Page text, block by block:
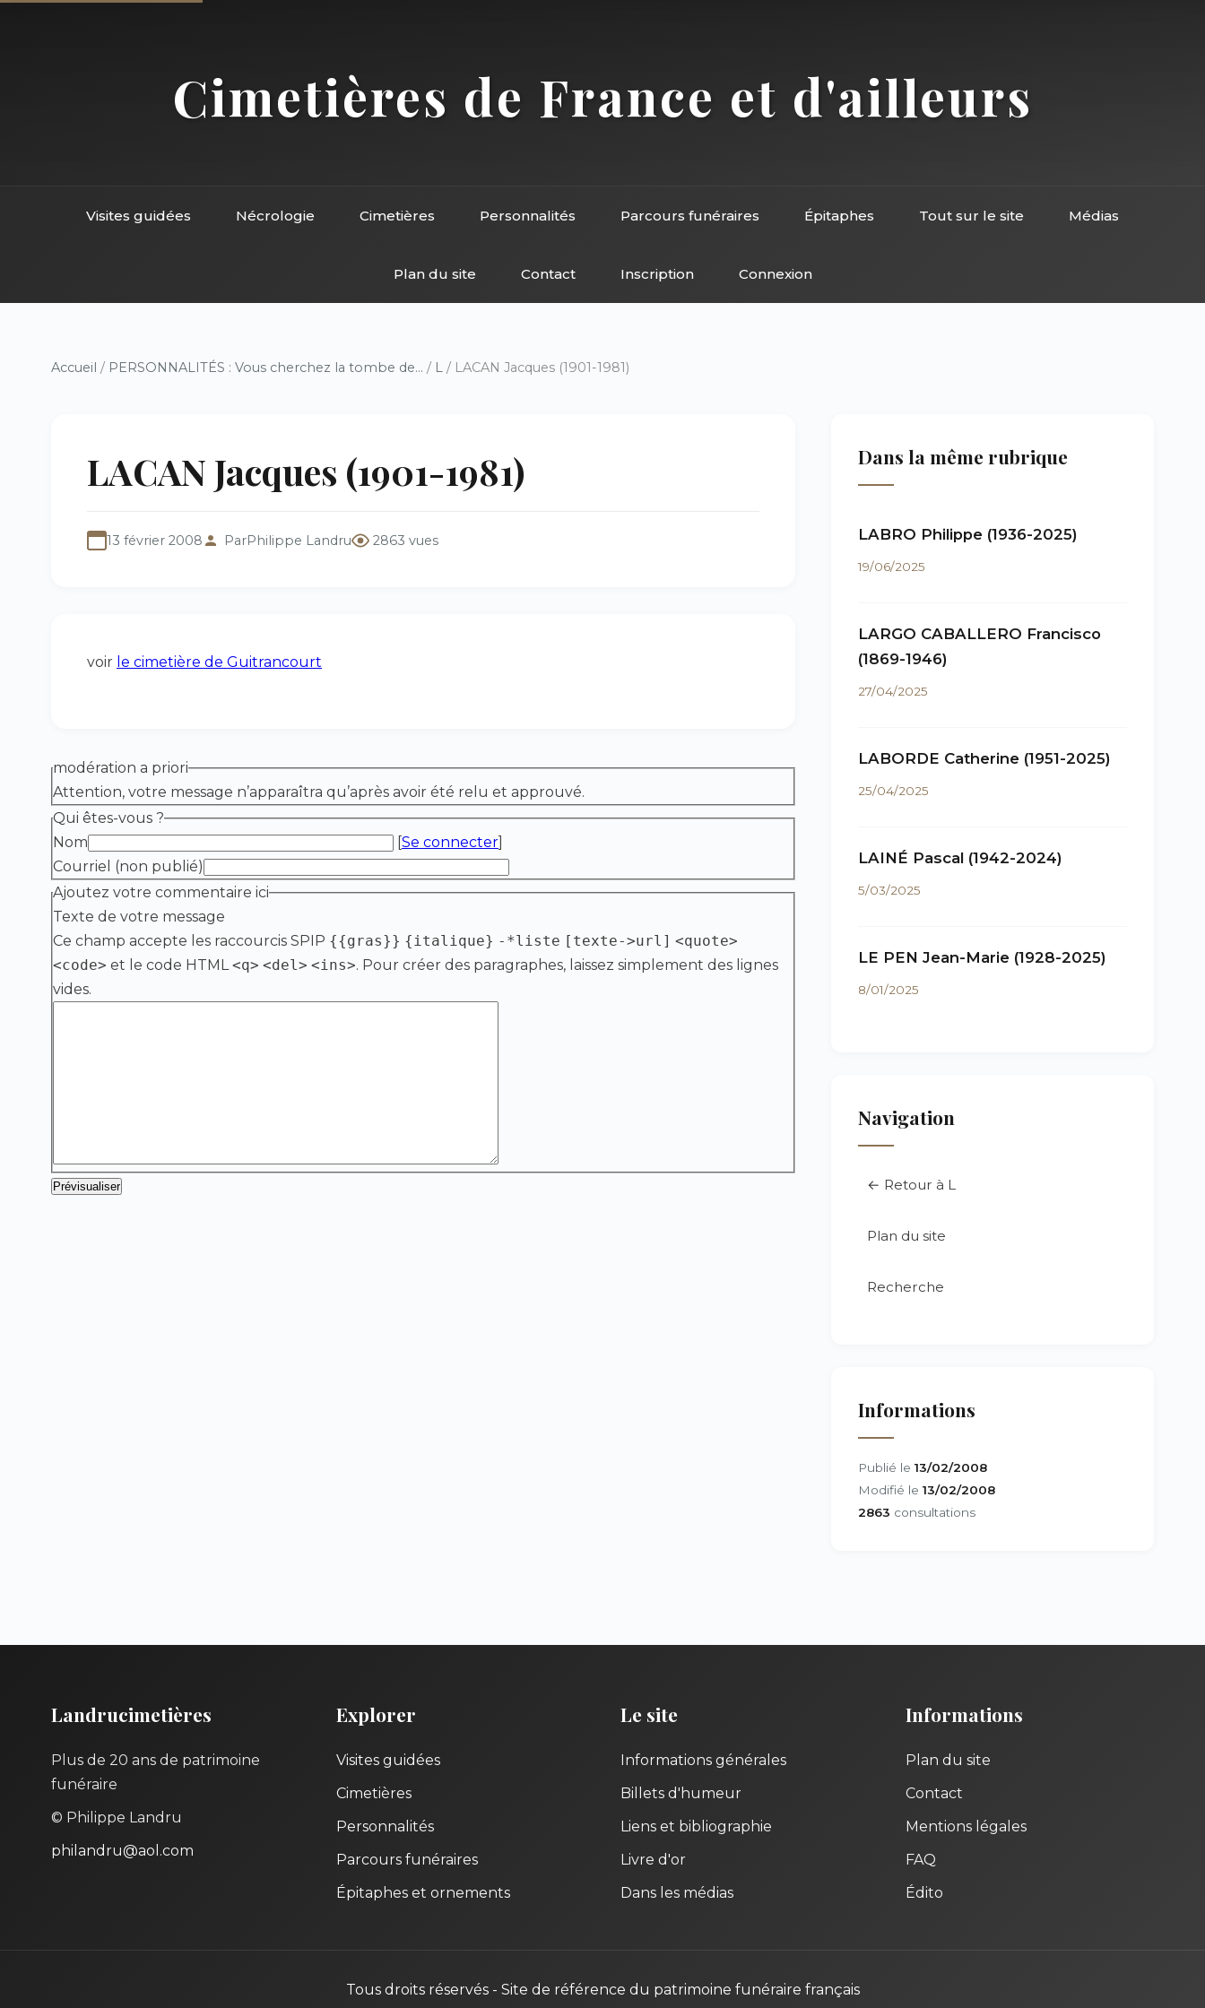
Cimetières de France et d'ailleurs
Visites guidées Nécrologie Cimetières Personnalités Parcours funéraires Épitaphes Tout sur le site Médias
Plan du site Contact Inscription Connexion
Accueil / PERSONNALITÉS : Vous cherchez la tombe de... / L / LACAN Jacques (1901-1981)
LACAN Jacques (1901-1981)
13 février 2008 ParPhilippe Landru 2863 vues
voir le cimetière de Guitrancourt
modération a priori
Attention, votre message n’apparaîtra qu’après avoir été relu et approuvé.
Qui êtes-vous ?
Nom
[Se connecter]
Courriel (non publié)
Ajoutez votre commentaire ici
Texte de votre message
Ce champ accepte les raccourcis SPIP {{gras}} {italique} -*liste [texte->url] <quote>
<code> et le code HTML<q> <del> <ins>. Pour créer des paragraphes, laissez simplement des lignes
vides.
Dans la même rubrique
LABRO Philippe (1936-2025)
19/06/2025
LARGO CABALLERO Francisco
(1869-1946)
27/04/2025
LABORDE Catherine (1951-2025)
25/04/2025
LAINÉ Pascal (1942-2024)
5/03/2025
LE PEN Jean-Marie (1928-2025)
8/01/2025
Navigation
← Retour à L
Plan du site
Recherche
Informations
Publié le 13/02/2008
Modifié le 13/02/2008
2863 consultations
Landrucimetières
Plus de 20 ans de patrimoine
funéraire
© Philippe Landru
philandru@aol.com
Explorer
Visites guidées
Cimetières
Personnalités
Parcours funéraires
Épitaphes et ornements
Le site
Informations générales
Billets d'humeur
Liens et bibliographie
Livre d'or
Dans les médias
Informations
Plan du site
Contact
Mentions légales
FAQ
Édito
Tous droits réservés - Site de référence du patrimoine funéraire français